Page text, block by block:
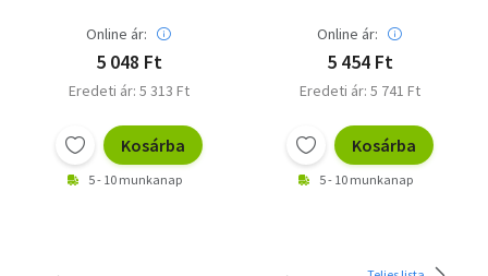
wünschen
Online ár:
5 048 Ft
Eredeti ár: 5 313 Ft
Kosárba
5 - 10 munkanap
Online ár:
5 454 Ft
Eredeti ár: 5 741 Ft
Kosárba
5 - 10 munkanap